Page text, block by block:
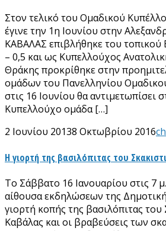
Στον τελικό του Ομαδικού
έγινε την 1η Ιουνίου στην
ΚΑΒΑΛΑΣ επιβλήθηκε του
– 0,5 και ως Κυπελλούχος
Θράκης προκρίθηκε στην
ομάδων του Πανελληνίου
στις 16 Ιουνίου θα αντιμετωπίσει
Κυπελλούχο ομάδα […]
2 Ιουνίου 20138 Οκτωβρίου 2016
Η γιορτή της βασιλόπιτας του
Το Σάββατο 16 Ιανουαρίου στις 7
αίθουσα εκδηλώσεων της
γιορτή κοπής της βασιλόπιτας
Καβάλας και οι βραβεύσεις των